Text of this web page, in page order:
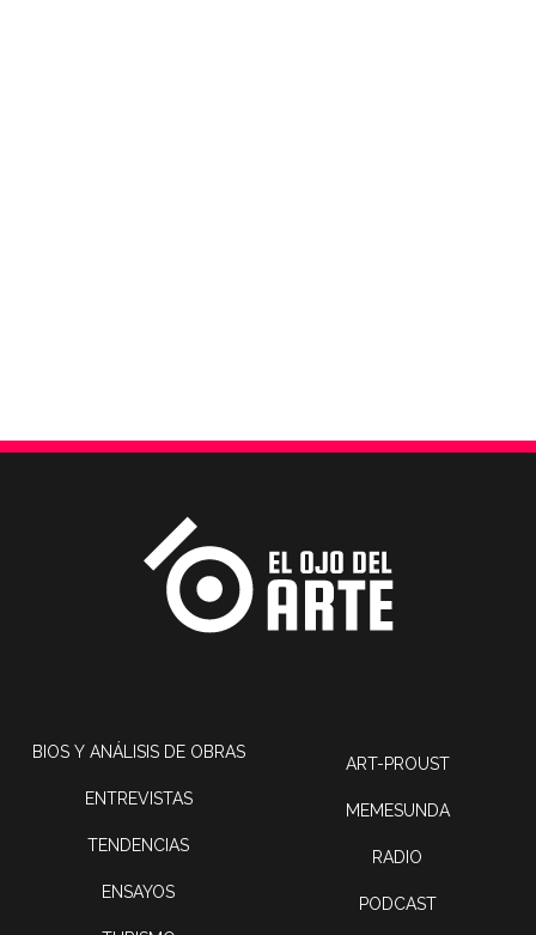
BIOS Y ANÁLISIS DE OBRAS
ENTREVISTAS
TENDENCIAS
ENSAYOS
ART-PROUST
MEMESUNDA
RADIO
PODCAST